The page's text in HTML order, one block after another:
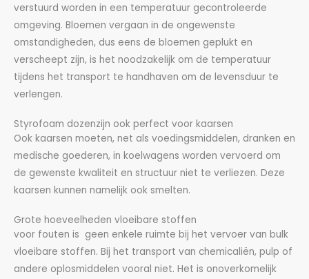
verstuurd worden in een temperatuur gecontroleerde
omgeving. Bloemen vergaan in de ongewenste
omstandigheden, dus eens de bloemen geplukt en
verscheept zijn, is het noodzakelijk om de temperatuur
tijdens het transport te handhaven om de levensduur te
verlengen.
Styrofoam dozenzijn ook perfect voor kaarsen
Ook kaarsen moeten, net als voedingsmiddelen, dranken en
medische goederen, in koelwagens worden vervoerd om
de gewenste kwaliteit en structuur niet te verliezen. Deze
kaarsen kunnen namelijk ook smelten.
Grote hoeveelheden vloeibare stoffen
voor fouten is geen enkele ruimte bij het vervoer van bulk
vloeibare stoffen. Bij het transport van chemicaliën, pulp of
andere oplosmiddelen vooral niet. Het is onoverkomelijk